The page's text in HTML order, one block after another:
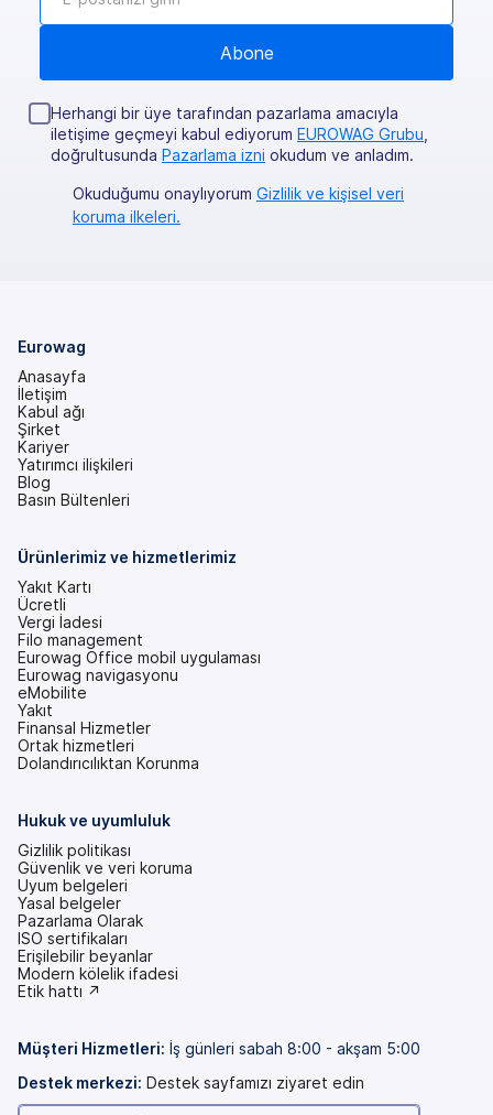
Herhangi bir üye tarafından pazarlama amacıyla
iletişime geçmeyi kabul ediyorum EUROWAG Grubu
doğrultusunda Pazarlama izni okudum ve anladım.
Okuduğumu onaylıyorum Gizlilik ve kişisel veri
koruma ilkeleri.
Eurowag
Anasayfa
İletişim
Kabul ağı
Şirket
Kariyer
Yatırımcı ilişkileri
(yeni
bir
Blog
Basın Bültenleri
Ürünlerimiz ve hizmetlerimiz
Yakıt Kartı
Ücretli
Vergi İadesi
Filo management
Eurowag Office mobil uygulaması
Eurowag navigasyonu
eMobilite
Yakıt
Finansal Hizmetler
Ortak hizmetleri
Dolandırıcılıktan Korunma
Hukuk ve uyumluluk
Gizlilik politikası
Güvenlik ve veri koruma
Uyum belgeleri
Yasal belgeler
Pazarlama Olarak
ISO sertifikaları
Erişilebilir beyanlar
(yeni
bir
Modern kölelik ifadesi
(yeni
Etik hattı ↗
Müşteri Hizmetleri: İş günleri sabah 8:00 - akşam 5:00
Destek merkezi: Destek sayfamızı ziyaret edin